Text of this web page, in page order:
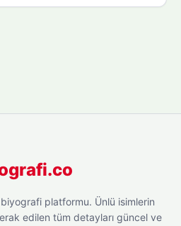
platformu. Ünlü isimlerin
edilen tüm detayları güncel ve